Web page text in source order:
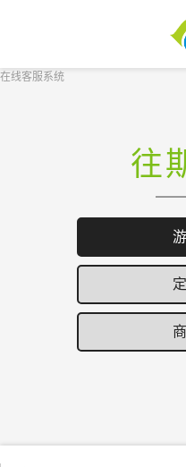
在线客服系统
往